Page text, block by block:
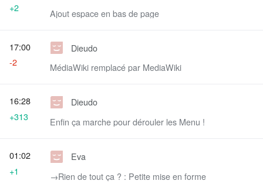
Ajout espace en bas de page
+2
Dieudo
MédiaWiki remplacé par MediaWiki
17:00
-2
Dieudo
Enfin ça marche pour dérouler les Menu !
16:28
+313
Eva
→‎Rien de tout ça ? : Petite mise en forme
01:02
+1